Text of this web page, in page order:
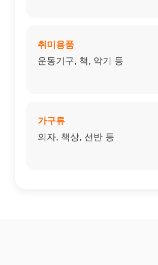
취미용품
운동기구, 책, 악기 등
가구류
의자, 책상, 선반 등